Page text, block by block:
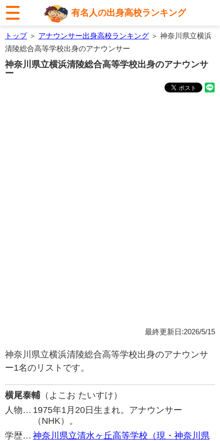
有名人の出身高校ランキング
トップ＞ アナウンサー出身高校ランキング ＞ 神奈川県立横浜
清陵総合高等学校出身のアナウンサー
神奈川県立横浜清陵総合高等学校出身のアナウンサ
ー
最終更新日:2026/5/15
神奈川県立横浜清陵総合高等学校出身のアナウンサ
ー1名のリストです。
横尾泰輔 （よこお たいすけ）
人物… 1975年1月20日生まれ。アナウンサー
（NHK）。
学歴… 神奈川県立清水ヶ丘高等学校（現・神奈川県